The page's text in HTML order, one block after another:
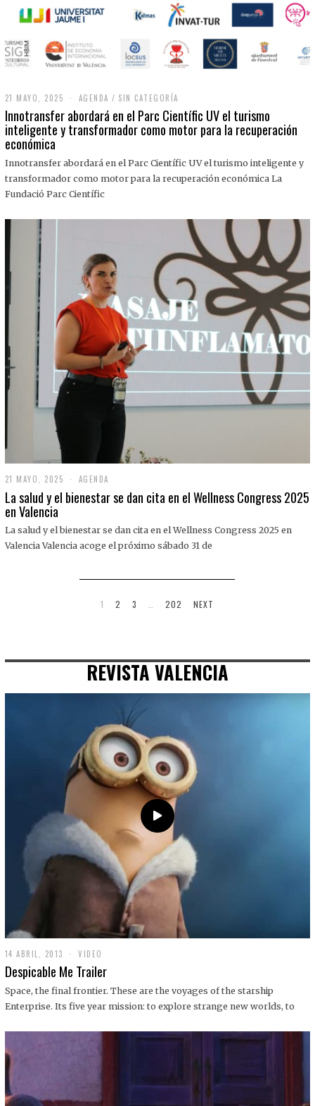
21 MAYO, 2025
M
A
Y
,
0
2
AGENDA / SIN CATEGORÍA
Innotransfer abordará en el Parc Científic UV el turismo
inteligente y transformador como motor para la recuperación
económica
Innotransfer abordará en el Parc Científic UV el turismo inteligente y
transformador como motor para la recuperación económica La
Fundació Parc Científic
21 MAYO, 2025
1
M
O
,
AGENDA
La salud y el bienestar se dan cita en el Wellness Congress 2025
en Valencia
La salud y el bienestar se dan cita en el Wellness Congress 2025 en
Valencia Valencia acoge el próximo sábado 31 de
1 2 3 202 NEXT
REVISTA VALENCIA
14 ABRIL, 2013
9
D
C
I
1
VIDEO
Despicable Me Trailer
Space, the final frontier. These are the voyages of the starship
Enterprise. Its five year mission: to explore strange new worlds, to